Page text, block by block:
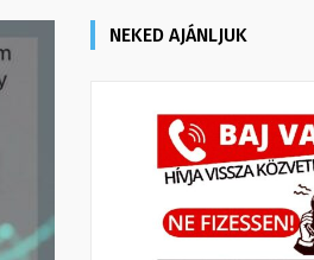
NEKED AJÁNLJUK